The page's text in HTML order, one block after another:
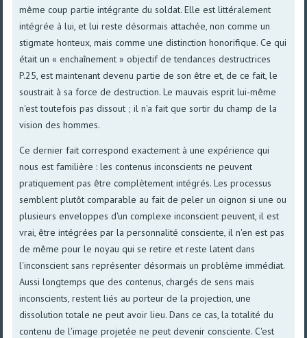
même coup partie intégrante du soldat. Elle est littéralement
intégrée à lui, et lui reste désormais attachée, non comme un
stigmate honteux, mais comme une distinction honorifique. Ce qui
était un « enchaînement » objectif de tendances destructrices
P.25, est maintenant devenu partie de son être et, de ce fait, le
soustrait à sa force de destruction. Le mauvais esprit lui-même
n'est toutefois pas dissout ; il n'a fait que sortir du champ de la
vision des hommes.
Ce dernier fait correspond exactement à une expérience qui
nous est familière : les contenus inconscients ne peuvent
pratiquement pas être complètement intégrés. Les processus
semblent plutôt comparable au fait de peler un oignon si une ou
plusieurs enveloppes d'un complexe inconscient peuvent, il est
vrai, être intégrées par la personnalité consciente, il n'en est pas
de même pour le noyau qui se retire et reste latent dans
l'inconscient sans représenter désormais un problème immédiat.
Aussi longtemps que des contenus, chargés de sens mais
inconscients, restent liés au porteur de la projection, une
dissolution totale ne peut avoir lieu. Dans ce cas, la totalité du
contenu de l'image projetée ne peut devenir consciente. C'est